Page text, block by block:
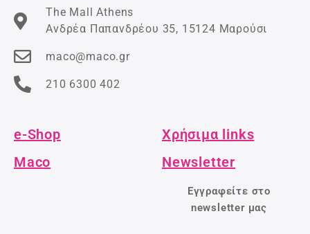
The Mall Athens
Ανδρέα Παπανδρέου 35, 15124 Μαρούσι
maco@maco.gr
210 6300 402
e-Shop
Χρήσιμα links
Maco
Newsletter
Εγγραφείτε στο
newsletter μας